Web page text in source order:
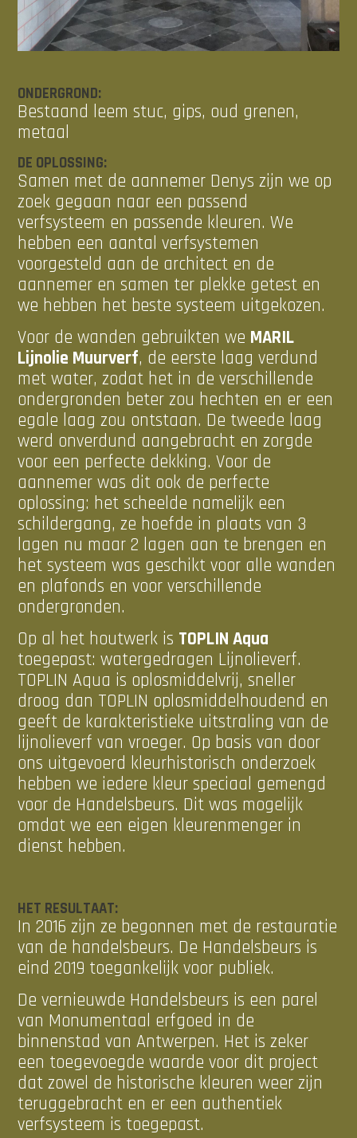
ONDERGROND:
Bestaand leem stuc, gips, oud grenen,
metaal
DE OPLOSSING:
Samen met de aannemer Denys zijn we op
zoek gegaan naar een passend
verfsysteem en passende kleuren. We
hebben een aantal verfsystemen
voorgesteld aan de architect en de
aannemer en samen ter plekke getest en
we hebben het beste systeem uitgekozen.
Voor de wanden gebruikten we MARIL
Lijnolie Muurverf, de eerste laag verdund
met water, zodat het in de verschillende
ondergronden beter zou hechten en er een
egale laag zou ontstaan. De tweede laag
werd onverdund aangebracht en zorgde
voor een perfecte dekking. Voor de
aannemer was dit ook de perfecte
oplossing: het scheelde namelijk een
schildergang, ze hoefde in plaats van 3
lagen nu maar 2 lagen aan te brengen en
het systeem was geschikt voor alle wanden
en plafonds en voor verschillende
ondergronden.
Op al het houtwerk is TOPLIN Aqua
toegepast: watergedragen Lijnolieverf.
TOPLIN Aqua is oplosmiddelvrij, sneller
droog dan TOPLIN oplosmiddelhoudend en
geeft de karakteristieke uitstraling van de
lijnolieverf van vroeger. Op basis van door
ons uitgevoerd kleurhistorisch onderzoek
hebben we iedere kleur speciaal gemengd
voor de Handelsbeurs. Dit was mogelijk
omdat we een eigen kleurenmenger in
dienst hebben.
HET RESULTAAT:
In 2016 zijn ze begonnen met de restauratie
van de handelsbeurs. De Handelsbeurs is
eind 2019 toegankelijk voor publiek.
De vernieuwde Handelsbeurs is een parel
van Monumentaal erfgoed in de
binnenstad van Antwerpen. Het is zeker
een toegevoegde waarde voor dit project
dat zowel de historische kleuren weer zijn
teruggebracht en er een authentiek
verfsysteem is toegepast.